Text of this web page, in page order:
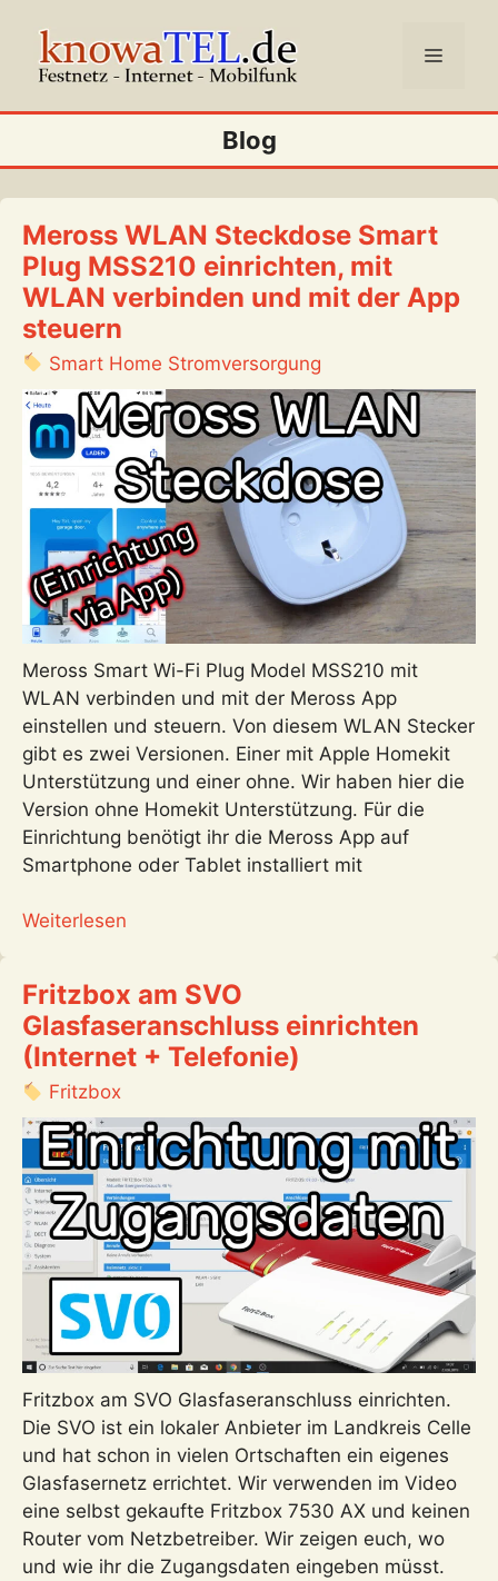
Inhalt
springen
Menü
Blog
Meross WLAN Steckdose Smart
Plug MSS210 einrichten, mit
WLAN verbinden und mit der App
steuern
Smart Home Stromversorgung
Meross Smart Wi-Fi Plug Model MSS210 mit
WLAN verbinden und mit der Meross App
einstellen und steuern. Von diesem WLAN Stecker
gibt es zwei Versionen. Einer mit Apple Homekit
Unterstützung und einer ohne. Wir haben hier die
Version ohne Homekit Unterstützung. Für die
Einrichtung benötigt ihr die Meross App auf
Smartphone oder Tablet installiert mit
Weiterlesen
Steckdose
Smart
Plug
einrichten,
mit
WLAN
verbinden
und
mit
der
App
steuern
Fritzbox am SVO
Glasfaseranschluss einrichten
(Internet + Telefonie)
Fritzbox
Fritzbox am SVO Glasfaseranschluss einrichten.
Die SVO ist ein lokaler Anbieter im Landkreis Celle
und hat schon in vielen Ortschaften ein eigenes
Glasfasernetz errichtet. Wir verwenden im Video
eine selbst gekaufte Fritzbox 7530 AX und keinen
Router vom Netzbetreiber. Wir zeigen euch, wo
und wie ihr die Zugangsdaten eingeben müsst.